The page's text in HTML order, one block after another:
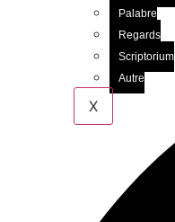
Palabre
Regards
Scriptorium
Autre
X